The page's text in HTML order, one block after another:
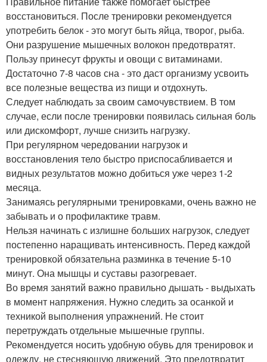
восстановиться. После тренировки рекомендуется
употребить белок - это могут быть яйца, творог, рыба.
Они разрушение мышечных волокон предотвратят.
Пользу принесут фрукты и овощи с витаминами.
Достаточно 7-8 часов сна - это даст организму усвоить
все полезные вещества из пищи и отдохнуть.
Следует наблюдать за своим самочувствием. В том
случае, если после тренировки появилась сильная боль
или дискомфорт, лучше снизить нагрузку.
При регулярном чередовании нагрузок и
восстановления тело быстро приспосабливается и
видных результатов можно добиться уже через 1-2
месяца.
Занимаясь регулярными тренировками, очень важно не
забывать и о профилактике травм.
Нельзя начинать с излишне больших нагрузок, следует
постепенно наращивать интенсивность. Перед каждой
тренировкой обязательна разминка в течение 5-10
минут. Она мышцы и суставы разогревает.
Во время занятий важно правильно дышать - выдыхать
в момент напряжения. Нужно следить за осанкой и
техникой выполнения упражнений. Не стоит
перетруждать отдельные мышечные группы.
Рекомендуется носить удобную обувь для тренировок и
одежду, не стесняющую движений. Это предотвратит